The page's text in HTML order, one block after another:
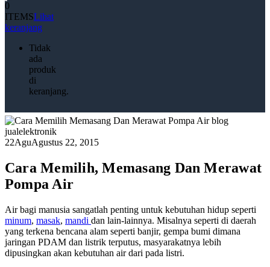
0
ITEMSLihat
keranjang
Tidak
ada
produk
di
keranjang.
22AguAgustus 22, 2015
Cara Memilih, Memasang Dan Merawat
Pompa Air
Air bagi manusia sangatlah penting untuk kebutuhan hidup seperti
minum, masak, mandi dan lain-lainnya. Misalnya seperti di daerah
yang terkena bencana alam seperti banjir, gempa bumi dimana
jaringan PDAM dan listrik terputus, masyarakatnya lebih
dipusingkan akan kebutuhan air dari pada listri.